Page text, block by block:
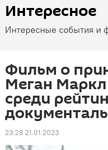
Интересное
Интересные события и
Фильм о
Меган
среди
23:28 21.01.2023